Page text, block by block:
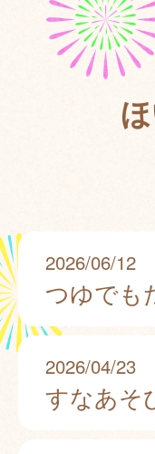
2026/06/12
つゆでも
2026/04/23
すなあそ